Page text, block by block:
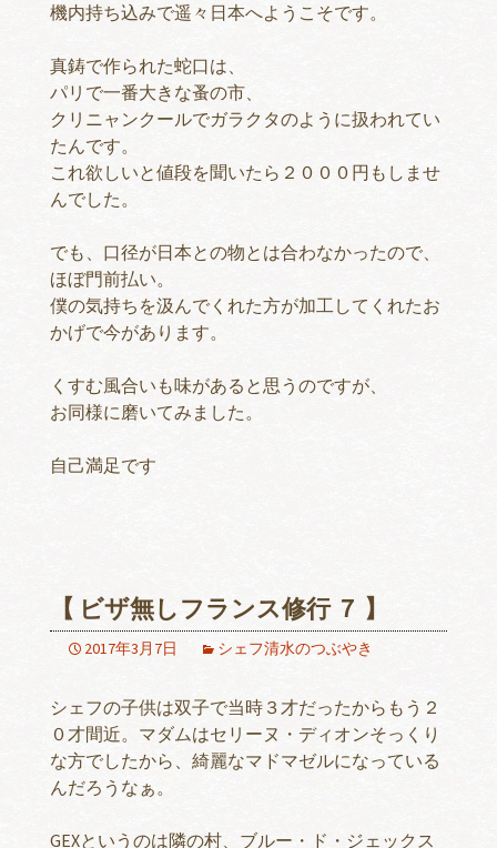
機内持ち込みで遥々日本へようこそです。
真鋳で作られた蛇口は、
パリで一番大きな蚤の市、
クリニャンクールでガラクタのように扱われてい
たんです。
これ欲しいと値段を聞いたら２０００円もしませ
んでした。
でも、口径が日本との物とは合わなかったので、
ほぼ門前払い。
僕の気持ちを汲んでくれた方が加工してくれたお
かげで今があります。
くすむ風合いも味があると思うのですが、
お同様に磨いてみました。
自己満足です
【 ビザ無しフランス修行 ７ 】
2017年3月7日 シェフ清水のつぶやき
シェフの子供は双子で当時３才だったからもう２
０才間近。マダムはセリーヌ・ディオンそっくり
な方でしたから、綺麗なマドマゼルになっている
んだろうなぁ。
GEXというのは隣の村、ブルー・ド・ジェックス